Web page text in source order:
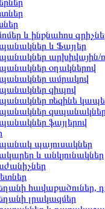
և ինքնահոս
և Ֆայլեր
արխիվային/
օղակներով
ամրակով
զիպով
ռեզինե
ֆայլերով
պայուսակներ
և անկյունակներ
հավաքածուներ,
լրակազմեր